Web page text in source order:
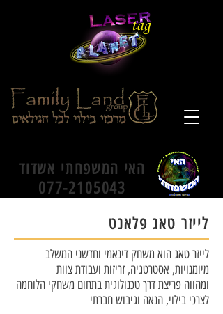
האי המשפחתי אשדוד
077-2105043
לייזר טאג פלאנט
לייזר טאג הוא משחק דינאמי וחדשני המשלב
מיומנויות, אסטרטגיה, זריזות ועבודת צוות
ומהווה פריצת דרך טכנולוגית בתחום משחקי הלוחמה
לצרכי בילוי, הנאה וגיבוש חברתי